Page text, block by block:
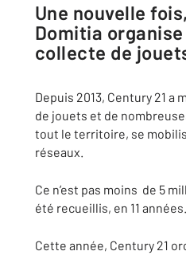
Une nouvelle fois, Century 21 Via
Domitia
collecte de
Depuis 2013, Century 21 a
de jouets et de
tout le territoire, se
réseaux.
Ce n’est pas moins de 5
été recueillis, en 11 années.
Cette année, Century 21